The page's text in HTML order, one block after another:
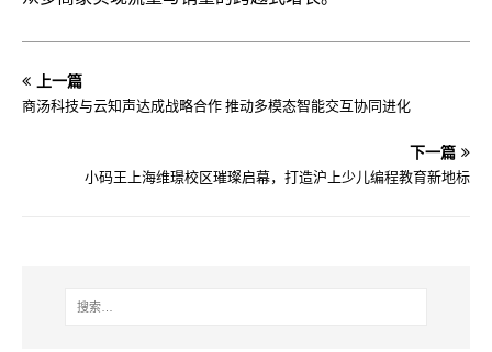
上一篇
商汤科技与云知声达成战略合作 推动多模态智能交互协同进化
下一篇
小码王上海维璟校区璀璨启幕，打造沪上少儿编程教育新地标